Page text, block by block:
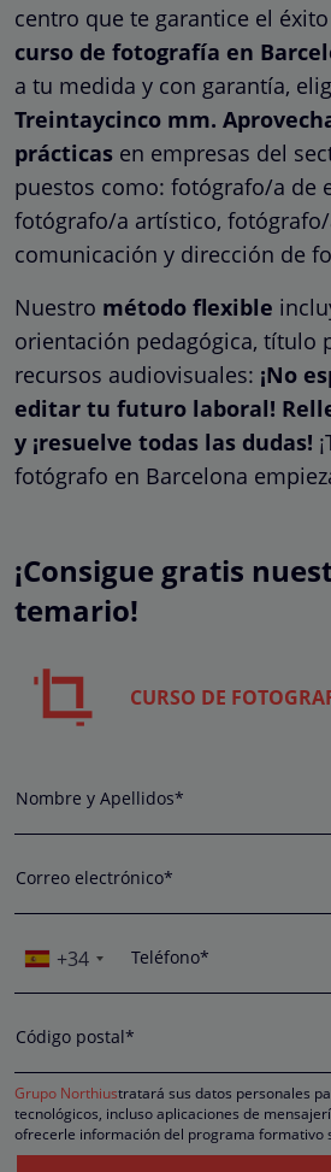
centro que te garantice el
curso de fotografía en
a tu medida y con garantía,
Treintaycinco mm.
prácticas en empresas del
puestos como: fotógrafo/a de
fotógrafo/a artístico,
comunicación y dirección de
Nuestro método flexible
orientación pedagógica, título
recursos audiovisuales: ¡No
editar tu futuro laboral!
y ¡resuelve todas las dudas!
fotógrafo en Barcelona
¡Consigue gratis
temario!
CURSO DE
Nombre y Apellidos*
Correo electrónico*
+34 Teléfono*
Código postal*
Grupo Northiustratará sus datos personales
tecnológicos, incluso aplicaciones de
ofrecerle información del programa formativo
directamente relacionados con el interés